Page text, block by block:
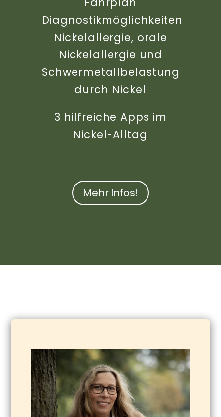
Diagnostikmöglichkeiten
Nickelallergie, orale
Nickelallergie und
Schwermetallbelastung
durch Nickel
3 hilfreiche Apps im
Nickel-Alltag
Mehr Infos!